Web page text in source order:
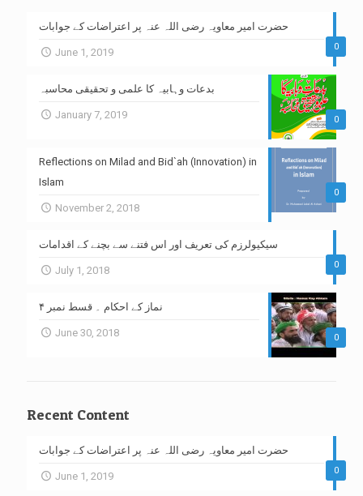
0
حضرت امیر معاویہ رضی اللہ عنہ پر اعتراضات کے جوابات
June 1, 2019
0
بدعات وہابیہ کا علمی و تحقیقی محاسبہ
January 7, 2019
0
Reflections on Milad and Bid`ah (Innovation) in
Islam
November 2, 2018
0
سیکیولرزم کی تعریف اور اس فتنے سے بچنے کے اقدامات
July 1, 2018
0
نماز کے احکام ۔ قسط نمبر ۴
June 30, 2018
Recent Content
0
حضرت امیر معاویہ رضی اللہ عنہ پر اعتراضات کے جوابات
June 1, 2019